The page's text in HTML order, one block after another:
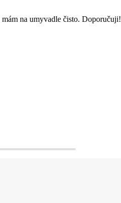
na umyvadle čisto. Doporučuji!